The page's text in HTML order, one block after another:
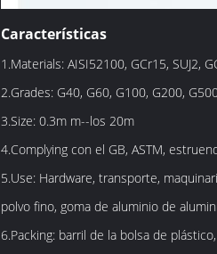
Características
1.Materials: AISI52100, GCr15, SUJ2,
2.Grades: G40, G60, G100, G200,
3.Size: 0.3m m--los 20m
4.Complying con el GB, ASTM,
5.Use: Hardware, transporte,
polvo fino, goma de aluminio de
6.Packing: barril de la bolsa de